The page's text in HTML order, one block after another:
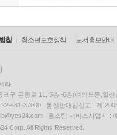
침 청소년보호정책 도서홍보안내
라
포구 은행로 11, 5층~6층(여의도동,일신
229-81-37000 통신판매업신고 : 제
호스팅 서비스사업자 :
Corp. All Rights Reserved.